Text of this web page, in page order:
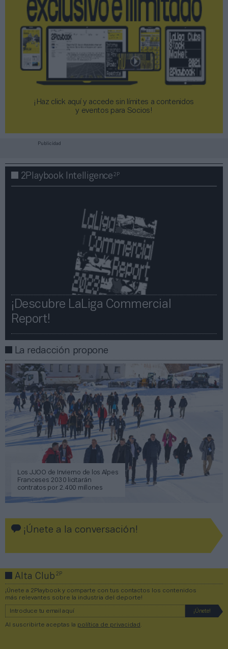
¡Haz click aquí y accede sin límites a contenidos
y eventos para Socios!​​​​​​​
Publicidad
2Playbook Intelligence2P
¡Descubre LaLiga Commercial
Report!​​
La redacción propone
Los JJOO de Invierno de los Alpes
Franceses 2030 licitarán
contratos por 2.400 millones
¡Únete a la conversación!
Alta Club2P
¡Únete a 2Playbook y comparte con tus contactos los contenidos
más relevantes sobre la industria del deporte!
Al suscribirte aceptas la política de privacidad